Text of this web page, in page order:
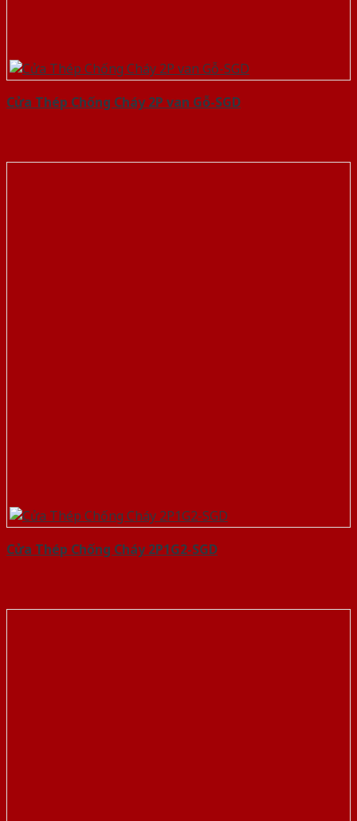
Cửa Thép Chống Cháy 2P van Gỗ-SGD
Cửa Thép Chống Cháy 2P1G2-SGD